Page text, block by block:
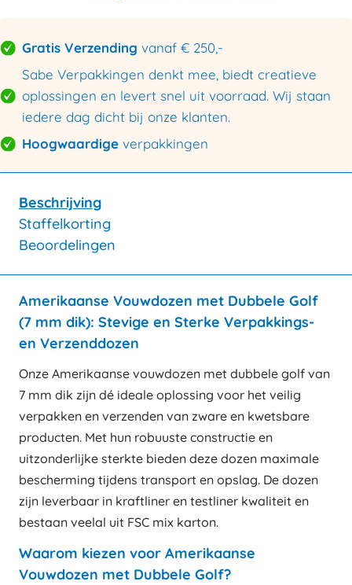
Gratis Verzending vanaf € 250,-
Sabe Verpakkingen denkt mee, biedt creatieve
oplossingen en levert snel uit voorraad. Wij staan
iedere dag dicht bij onze klanten.
Hoogwaardige verpakkingen
Beschrijving
Staffelkorting
Beoordelingen
Amerikaanse Vouwdozen met Dubbele Golf
(7 mm dik): Stevige en Sterke Verpakkings-
en Verzenddozen
Onze Amerikaanse vouwdozen met dubbele golf van
7 mm dik zijn dé ideale oplossing voor het veilig
verpakken en verzenden van zware en kwetsbare
producten. Met hun robuuste constructie en
uitzonderlijke sterkte bieden deze dozen maximale
bescherming tijdens transport en opslag. De dozen
zijn leverbaar in kraftliner en testliner kwaliteit en
bestaan veelal uit FSC mix karton.
Waarom kiezen voor Amerikaanse
Vouwdozen met Dubbele Golf?